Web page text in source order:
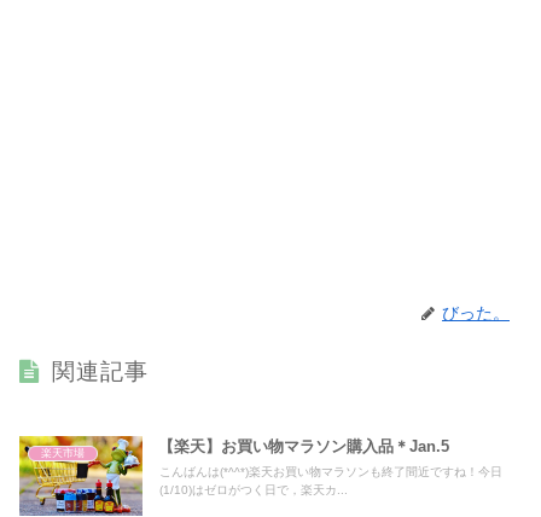
びった。
関連記事
楽天市場 【楽天】お買い物マラソン購入品＊Jan.5
こんばんは(*^^*)楽天お買い物マラソンも終了間近ですね！今日
(1/10)はゼロがつく日で，楽天カ...